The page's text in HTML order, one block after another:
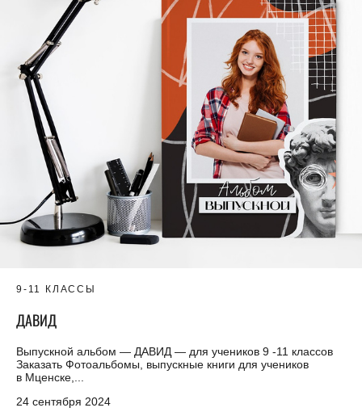
9-11 КЛАССЫ
ДАВИД
Выпускной альбом — ДАВИД — для учеников 9 -11 классов
Заказать Фотоальбомы, выпускные книги для учеников
в Мценске,...
24 сентября 2024